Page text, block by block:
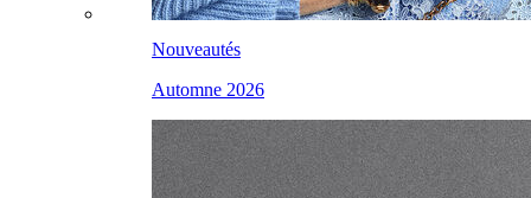
Nouveautés
Automne 2026